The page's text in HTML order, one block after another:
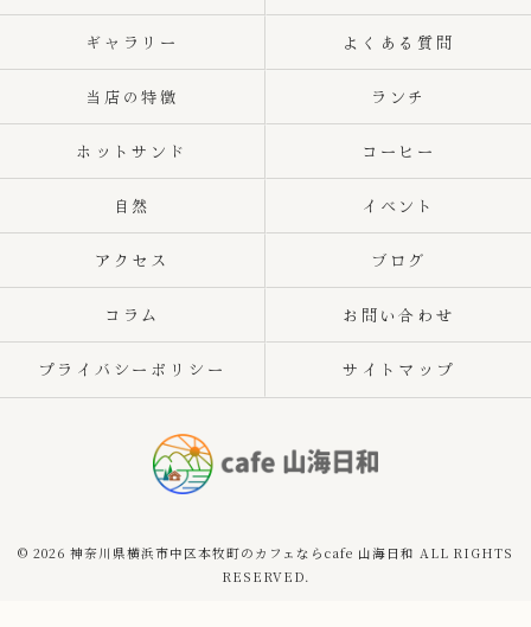
ギャラリー よくある質問
当店の特徴 ランチ
ホットサンド コーヒー
自然 イベント
アクセス ブログ
コラム お問い合わせ
プライバシーポリシー サイトマップ
© 2026 神奈川県横浜市中区本牧町のカフェならcafe 山海日和 ALL RIGHTS
RESERVED.